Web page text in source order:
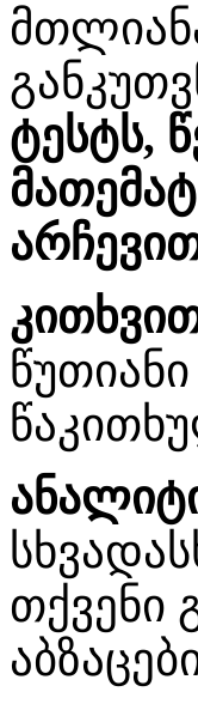
ტესტს,
თქვენი